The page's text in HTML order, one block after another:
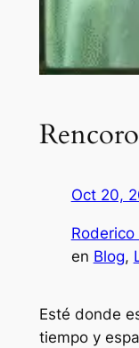
Oct 20,
en Blog,
Esté donde
tiempo y